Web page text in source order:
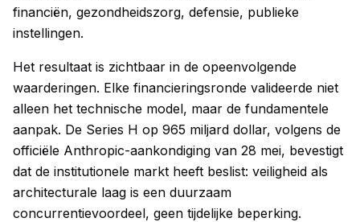
financiën, gezondheidszorg, defensie, publieke
instellingen.
Het resultaat is zichtbaar in de opeenvolgende
waarderingen. Elke financieringsronde valideerde niet
alleen het technische model, maar de fundamentele
aanpak. De Series H op 965 miljard dollar, volgens de
officiële Anthropic-aankondiging van 28 mei, bevestigt
dat de institutionele markt heeft beslist: veiligheid als
architecturale laag is een duurzaam
concurrentievoordeel, geen tijdelijke beperking.